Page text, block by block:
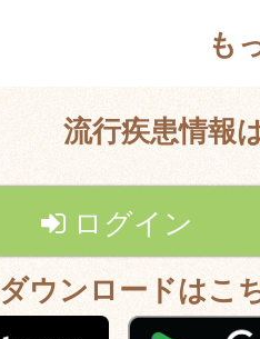
も
流行疾患情報
ログイン
ウンロードはこ